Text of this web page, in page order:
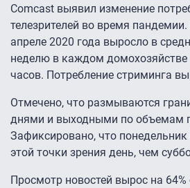
Comcast выявил изменение
телезрителей во время
апреле 2020 года выросло в
неделю в каждом домохозяйстве
часов. Потребление стриминга
Отмечено, что размываются
днями и выходными по объемам
Зафиксировано, что
этой точки зрения день, чем
Просмотр новостей вырос на